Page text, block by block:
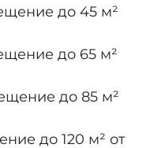
до 45 м²
до 65 м²
до 85 м²
до 120 м² от